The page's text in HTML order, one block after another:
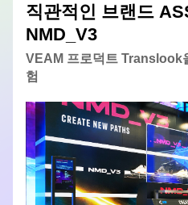
직관적인 브랜드
NMD_V3
VEAM 프로덕트 Translook
험